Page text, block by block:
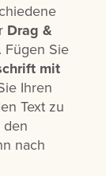
Drag &
Fügen Sie
mit
Ihren
Text zu
nach